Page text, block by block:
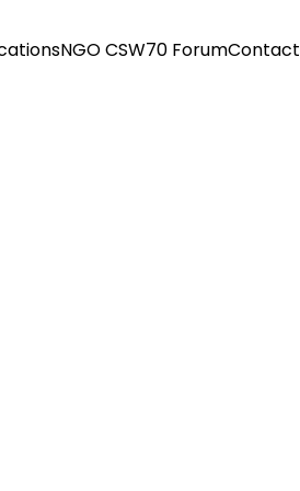
NGO CSW70 ForumContact